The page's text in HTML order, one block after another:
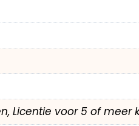
Licentie voor 5 of meer